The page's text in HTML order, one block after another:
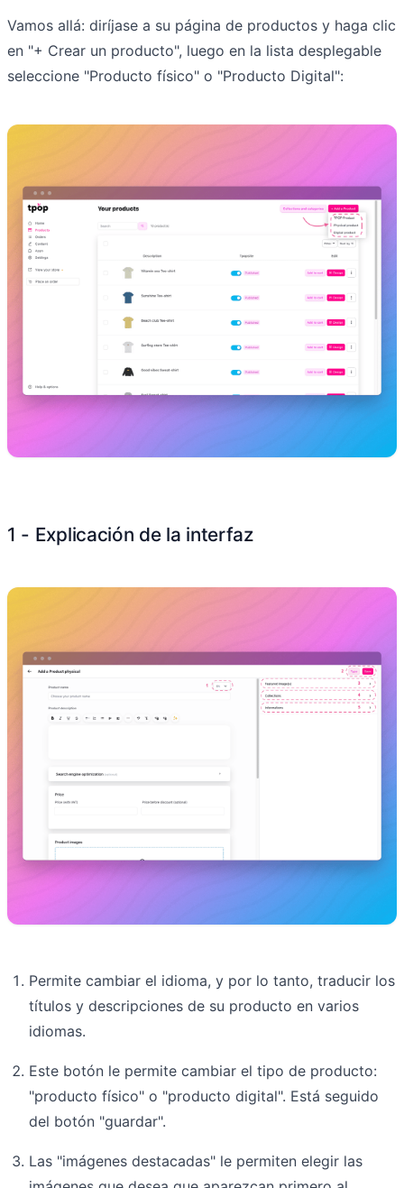
Vamos allá: diríjase a su página de productos y haga clic
en "+ Crear un producto", luego en la lista desplegable
seleccione "Producto físico" o "Producto Digital":
1 - Explicación de la interfaz
Permite cambiar el idioma, y por lo tanto, traducir los
títulos y descripciones de su producto en varios
idiomas.
Este botón le permite cambiar el tipo de producto:
"producto físico" o "producto digital". Está seguido
del botón "guardar".
Las "imágenes destacadas" le permiten elegir las